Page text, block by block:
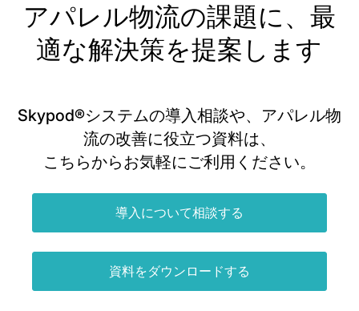
アパレル物流の課題に、最
適な解決策を提案します
Skypod®システムの導入相談や、アパレル物
流の改善に役立つ資料は、
こちらからお気軽にご利用ください。
導入について相談する
資料をダウンロードする